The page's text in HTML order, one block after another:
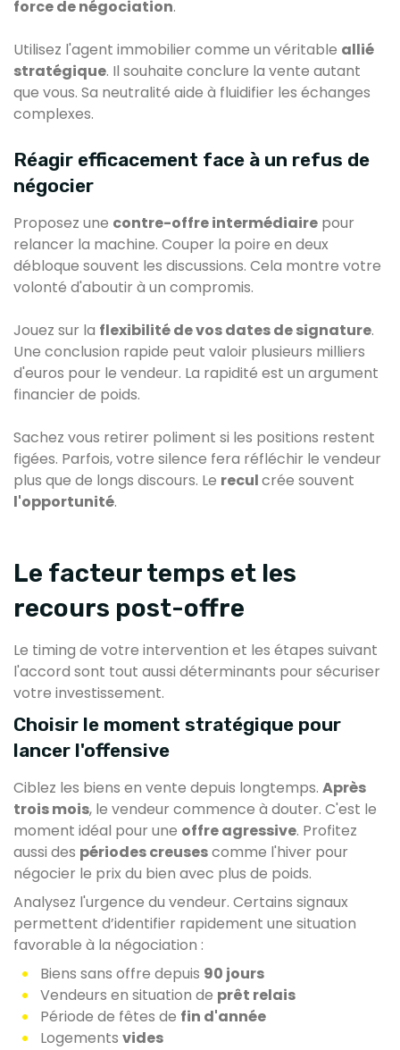
force de négociation.
Utilisez l'agent immobilier comme un véritable allié
stratégique. Il souhaite conclure la vente autant
que vous. Sa neutralité aide à fluidifier les échanges
complexes.
Réagir efficacement face à un refus de
négocier
Proposez une contre-offre intermédiaire pour
relancer la machine. Couper la poire en deux
débloque souvent les discussions. Cela montre votre
volonté d'aboutir à un compromis.
Jouez sur la flexibilité de vos dates de signature.
Une conclusion rapide peut valoir plusieurs milliers
d'euros pour le vendeur. La rapidité est un argument
financier de poids.
Sachez vous retirer poliment si les positions restent
figées. Parfois, votre silence fera réfléchir le vendeur
plus que de longs discours. Le reculcrée souvent
l'opportunité.
Le facteur temps et les
recours post-offre
Le timing de votre intervention et les étapes suivant
l'accord sont tout aussi déterminants pour sécuriser
votre investissement.
Choisir le moment stratégique pour
lancer l'offensive
Ciblez les biens en vente depuis longtemps. Après
trois mois, le vendeur commence à douter. C'est le
moment idéal pour une offre agressive. Profitez
aussi des périodes creusescomme l'hiver pour
négocier le prix du bien avec plus de poids.
Analysez l'urgence du vendeur. Certains signaux
permettent d’identifier rapidement une situation
favorable à la négociation :
Biens sans offre depuis 90 jours
Vendeurs en situation de prêt relais
Période de fêtes de fin d'année
Logements vides